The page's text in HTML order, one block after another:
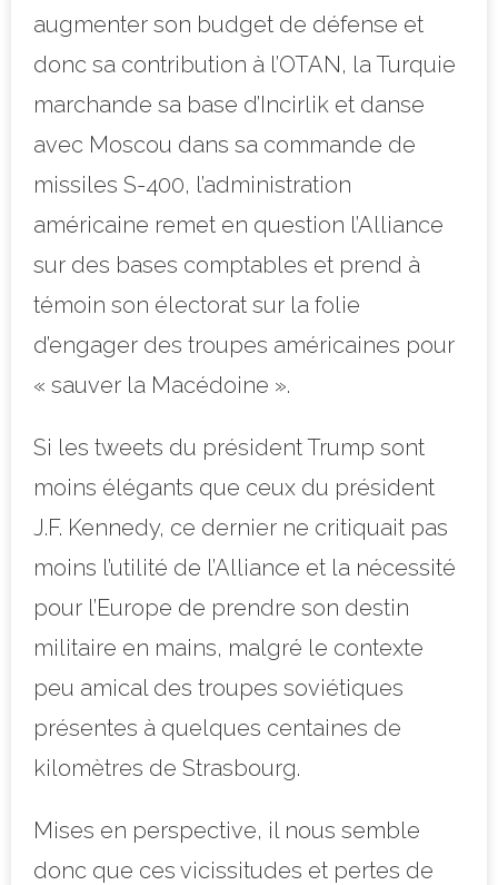
augmenter son budget de défense et
donc sa contribution à l’OTAN, la Turquie
marchande sa base d’Incirlik et danse
avec Moscou dans sa commande de
missiles S-400, l’administration
américaine remet en question l’Alliance
sur des bases comptables et prend à
témoin son électorat sur la folie
d’engager des troupes américaines pour
« sauver la Macédoine ».
Si les tweets du président Trump sont
moins élégants que ceux du président
J.F. Kennedy, ce dernier ne critiquait pas
moins l’utilité de l’Alliance et la nécessité
pour l’Europe de prendre son destin
militaire en mains, malgré le contexte
peu amical des troupes soviétiques
présentes à quelques centaines de
kilomètres de Strasbourg.
Mises en perspective, il nous semble
donc que ces vicissitudes et pertes de